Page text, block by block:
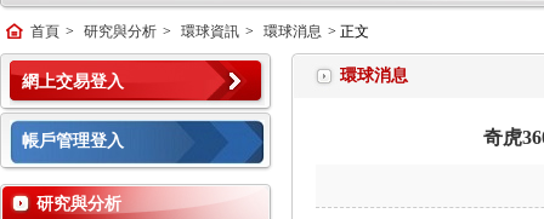
首頁 > 研究與分析 > 環球資訊 > 環球消息 > 正文
網上交易登入
帳戶管理登入
研究與分析
環球消息
奇虎